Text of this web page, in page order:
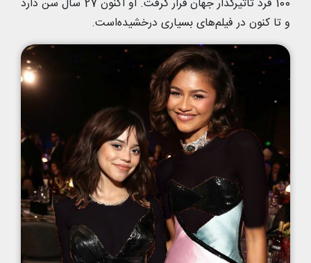
و تا کنون در فیلم‌های بسیاری درخشیده‌است.